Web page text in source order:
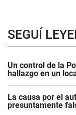
SEGUÍ
Un control de la
hallazgo en un
La causa por el
presuntamente